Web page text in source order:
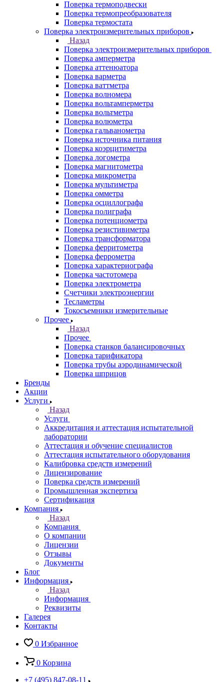
Поверка термоподвески
Поверка термопреобразователя
Поверка термостата
Поверка электроизмерительных приборов
Назад
Поверка электроизмерительных приборов
Поверка амперметра
Поверка аттенюатора
Поверка варметра
Поверка ваттметра
Поверка волномера
Поверка вольтамперметра
Поверка вольтметра
Поверка волюметра
Поверка гальванометра
Поверка источника питания
Поверка коэрцитиметра
Поверка логометра
Поверка магнитометра
Поверка микрометра
Поверка мультиметра
Поверка омметра
Поверка осциллографа
Поверка полиграфа
Поверка потенциометра
Поверка резистивиметра
Поверка трансформатора
Поверка ферритометра
Поверка феррометра
Поверка характериографа
Поверка частотомера
Поверка электрометра
Счетчики электроэнергии
Тесламетры
Токосъемники измерительные
Прочее
Назад
Прочее
Поверка станков балансировочных
Поверка тарификатора
Поверка трубы аэродинамической
Поверка шприцов
Бренды
Акции
Услуги
Назад
Услуги
Аккредитация и аттестация испытательной
лаборатории
Аттестация и обучение специалистов
Аттестация испытательного оборудования
Калибровка средств измерений
Лицензирование
Поверка средств измерений
Промышленная экспертиза
Сертификация
Компания
Назад
Компания
О компании
Лицензии
Отзывы
Документы
Блог
Информация
Назад
Информация
Реквизиты
Галерея
Контакты
0 Избранное
0 Корзина
+7 (495) 847-08-11